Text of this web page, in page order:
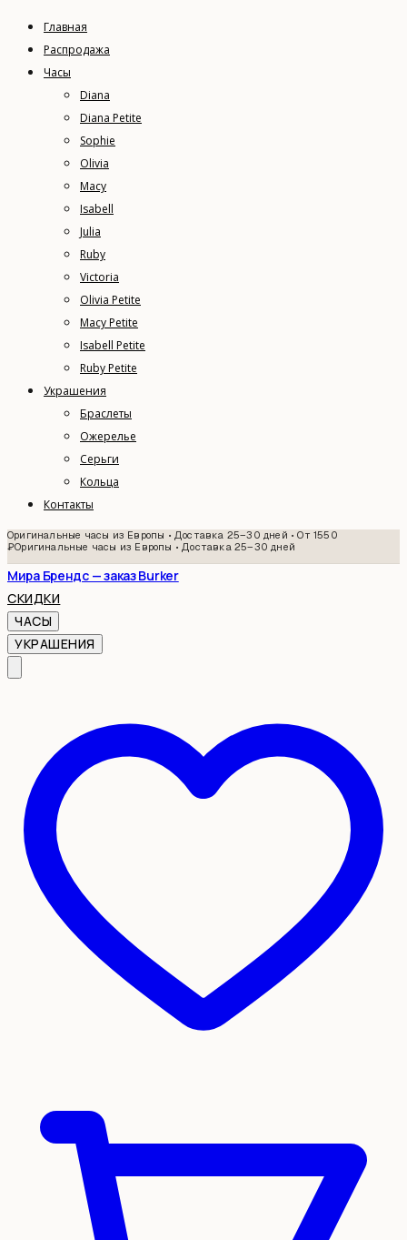
Главная
Распродажа
Часы
Diana
Diana Petite
Sophie
Olivia
Macy
Isabell
Julia
Ruby
Victoria
Olivia Petite
Macy Petite
Isabell Petite
Ruby Petite
Украшения
Браслеты
Ожерелье
Серьги
Кольца
Контакты
Оригинальные часы из Европы • Доставка 25–30 дней • От 1550
₽Оригинальные часы из Европы • Доставка 25–30 дней
Мира Брендс — заказ Burker
СКИДКИ
ЧАСЫ
УКРАШЕНИЯ